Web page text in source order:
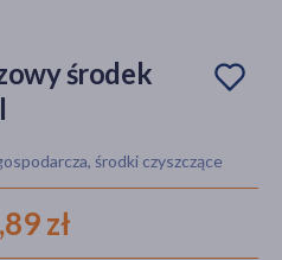
środek
środki czyszczące
zł